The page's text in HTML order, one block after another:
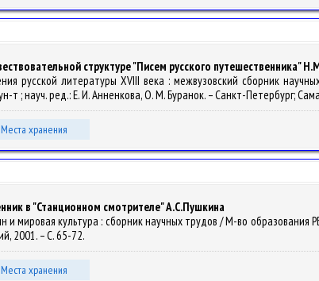
структуре "Писем русского путешественника"
русской литературы XVIII века : межвузовский сборник
т ; науч. ред.: Е. И. Анненкова, О. М. Буранок. – Санкт-Петербург;
Места хранения
в "Станционном смотрителе" А.С.Пушкина
и мировая культура : сборник научных трудов / М-во
2001. – С. 65-72.
Места хранения